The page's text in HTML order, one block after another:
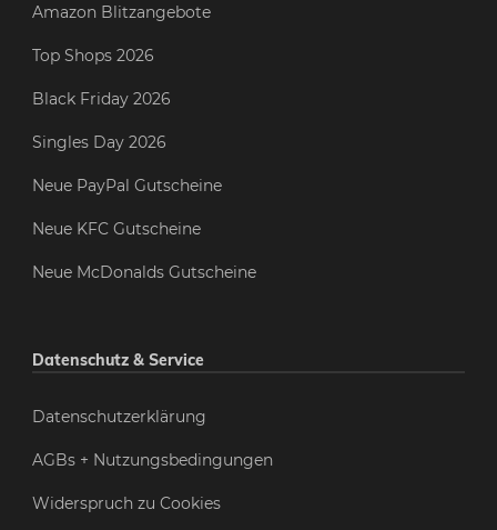
Amazon Blitzangebote
Top Shops 2026
Black Friday 2026
Singles Day 2026
Neue PayPal Gutscheine
Neue KFC Gutscheine
Neue McDonalds Gutscheine
Datenschutz & Service
Datenschutzerklärung
AGBs + Nutzungsbedingungen
Widerspruch zu Cookies